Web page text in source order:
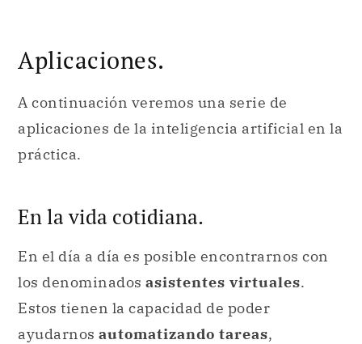
Aplicaciones.
A continuación veremos una serie de
aplicaciones de la inteligencia artificial en la
práctica.
En la vida cotidiana.
En el día a día es posible encontrarnos con
los denominados asistentes virtuales.
Estos tienen la capacidad de poder
ayudarnos automatizando tareas,